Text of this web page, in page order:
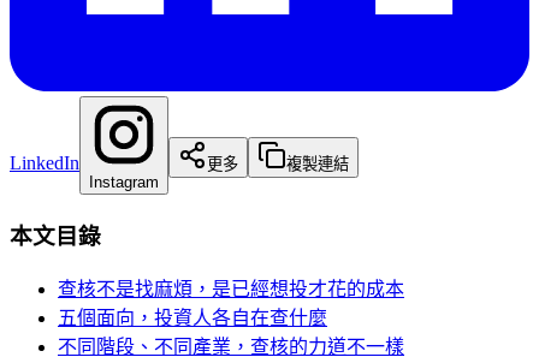
LinkedIn
Instagram
更多 複製連結
本文目錄
查核不是找麻煩，是已經想投才花的成本
五個面向，投資人各自在查什麼
不同階段、不同產業，查核的力道不一樣